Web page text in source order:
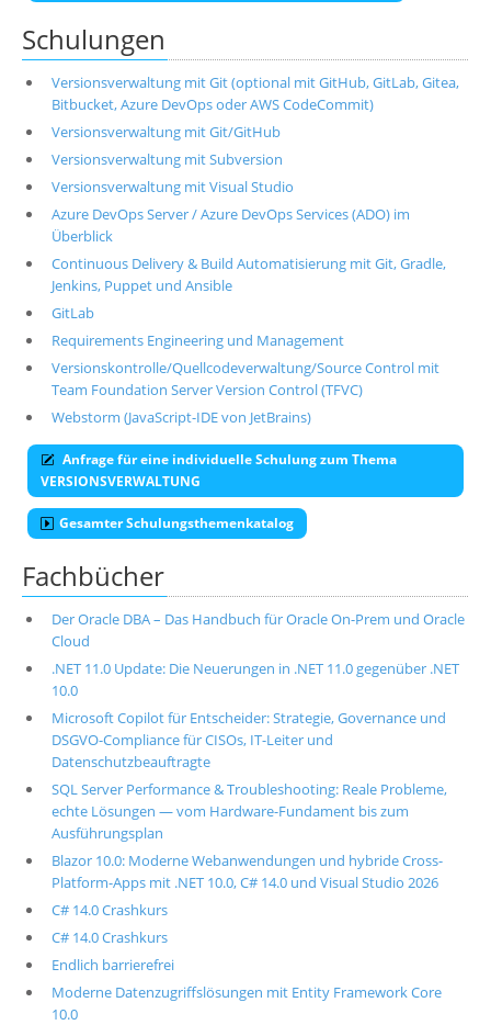
Schulungen
Versionsverwaltung mit Git (optional mit GitHub, GitLab, Gitea,
Bitbucket, Azure DevOps oder AWS CodeCommit)
Versionsverwaltung mit Git/GitHub
Versionsverwaltung mit Subversion
Versionsverwaltung mit Visual Studio
Azure DevOps Server / Azure DevOps Services (ADO) im
Überblick
Continuous Delivery & Build Automatisierung mit Git, Gradle,
Jenkins, Puppet und Ansible
GitLab
Requirements Engineering und Management
Versionskontrolle/Quellcodeverwaltung/Source Control mit
Team Foundation Server Version Control (TFVC)
Webstorm (JavaScript-IDE von JetBrains)
Anfrage für eine individuelle Schulung zum Thema
VERSIONSVERWALTUNG
Gesamter Schulungsthemenkatalog
Fachbücher
Der Oracle DBA – Das Handbuch für Oracle On-Prem und Oracle
Cloud
.NET 11.0 Update: Die Neuerungen in .NET 11.0 gegenüber .NET
10.0
Microsoft Copilot für Entscheider: Strategie, Governance und
DSGVO-Compliance für CISOs, IT-Leiter und
Datenschutzbeauftragte
SQL Server Performance & Troubleshooting: Reale Probleme,
echte Lösungen — vom Hardware-Fundament bis zum
Ausführungsplan
Blazor 10.0: Moderne Webanwendungen und hybride Cross-
Platform-Apps mit .NET 10.0, C# 14.0 und Visual Studio 2026
C# 14.0 Crashkurs
C# 14.0 Crashkurs
Endlich barrierefrei
Moderne Datenzugriffslösungen mit Entity Framework Core
10.0